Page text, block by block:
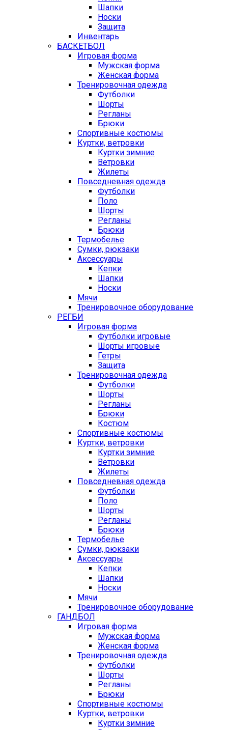
Шапки
Носки
Защита
Инвентарь
БАСКЕТБОЛ
Игровая форма
Мужская форма
Женская форма
Тренировочная одежда
Футболки
Шорты
Регланы
Брюки
Спортивные костюмы
Куртки, ветровки
Куртки зимние
Ветровки
Жилеты
Повседневная одежда
Футболки
Поло
Шорты
Регланы
Брюки
Термобелье
Сумки, рюкзаки
Аксессуары
Кепки
Шапки
Носки
Мячи
Тренировочное оборудование
РЕГБИ
Игровая форма
Футболки игровые
Шорты игровые
Гетры
Защита
Тренировочная одежда
Футболки
Шорты
Регланы
Брюки
Костюм
Спортивные костюмы
Куртки, ветровки
Куртки зимние
Ветровки
Жилеты
Повседневная одежда
Футболки
Поло
Шорты
Регланы
Брюки
Термобелье
Сумки, рюкзаки
Аксессуары
Кепки
Шапки
Носки
Мячи
Тренировочное оборудование
ГАНДБОЛ
Игровая форма
Мужская форма
Женская форма
Тренировочная одежда
Футболки
Шорты
Регланы
Брюки
Спортивные костюмы
Куртки, ветровки
Куртки зимние